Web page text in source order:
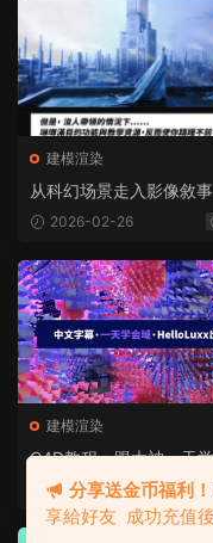
建模渲染
从科幻场景走入影像敘事
驭Octane for C4D（画
2026-02-26
建模渲染
C4D教程：跟大神一天
（完整版画质高清带工
件）
2026-02-26
分享送金币福利！
享給好友 成功充值